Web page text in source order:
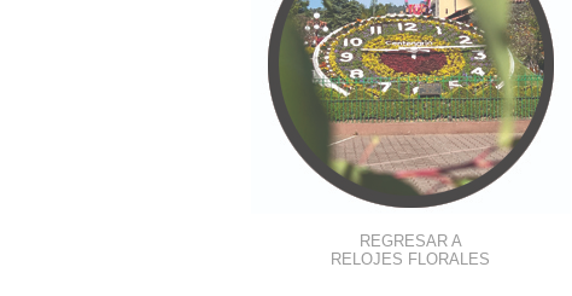
REGRESAR A
RELOJES FLORALES